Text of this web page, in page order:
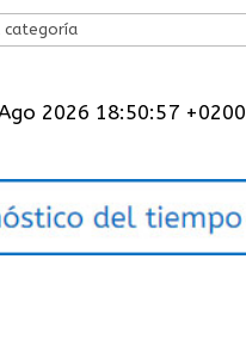
2026 18:50:58 +0200